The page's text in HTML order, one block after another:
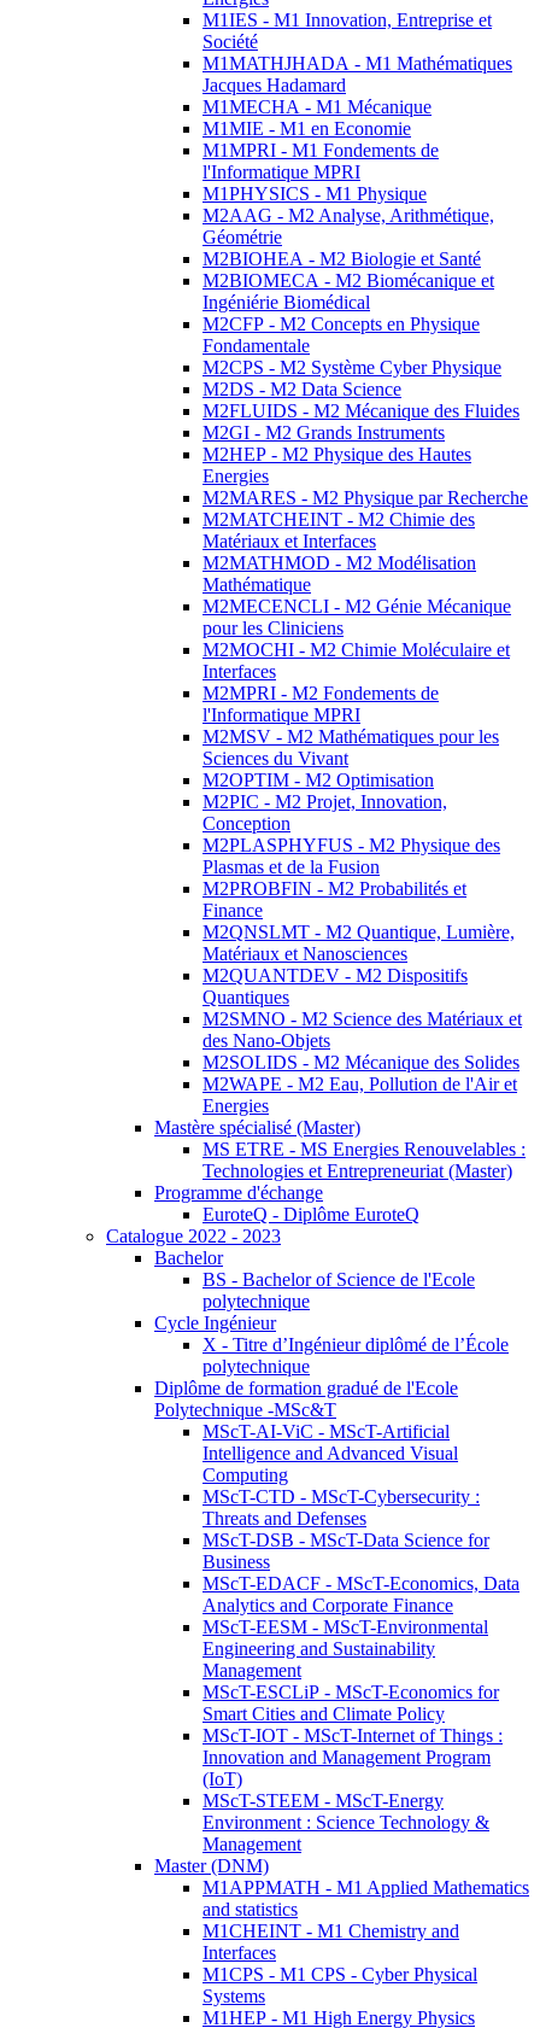
M1IES - M1 Innovation, Entreprise et
Société
M1MATHJHADA - M1 Mathématiques
Jacques Hadamard
M1MECHA - M1 Mécanique
M1MIE - M1 en Economie
M1MPRI - M1 Fondements de
l'Informatique MPRI
M1PHYSICS - M1 Physique
M2AAG - M2 Analyse, Arithmétique,
Géométrie
M2BIOHEA - M2 Biologie et Santé
M2BIOMECA - M2 Biomécanique et
Ingéniérie Biomédical
M2CFP - M2 Concepts en Physique
Fondamentale
M2CPS - M2 Système Cyber Physique
M2DS - M2 Data Science
M2FLUIDS - M2 Mécanique des Fluides
M2GI - M2 Grands Instruments
M2HEP - M2 Physique des Hautes
Energies
M2MARES - M2 Physique par Recherche
M2MATCHEINT - M2 Chimie des
Matériaux et Interfaces
M2MATHMOD - M2 Modélisation
Mathématique
M2MECENCLI - M2 Génie Mécanique
pour les Cliniciens
M2MOCHI - M2 Chimie Moléculaire et
Interfaces
M2MPRI - M2 Fondements de
l'Informatique MPRI
M2MSV - M2 Mathématiques pour les
Sciences du Vivant
M2OPTIM - M2 Optimisation
M2PIC - M2 Projet, Innovation,
Conception
M2PLASPHYFUS - M2 Physique des
Plasmas et de la Fusion
M2PROBFIN - M2 Probabilités et
Finance
M2QNSLMT - M2 Quantique, Lumière,
Matériaux et Nanosciences
M2QUANTDEV - M2 Dispositifs
Quantiques
M2SMNO - M2 Science des Matériaux et
des Nano-Objets
M2SOLIDS - M2 Mécanique des Solides
M2WAPE - M2 Eau, Pollution de l'Air et
Energies
Mastère spécialisé (Master)
MS ETRE - MS Energies Renouvelables :
Technologies et Entrepreneuriat (Master)
Programme d'échange
EuroteQ - Diplôme EuroteQ
Catalogue 2022 - 2023
Bachelor
BS - Bachelor of Science de l'Ecole
polytechnique
Cycle Ingénieur
X - Titre d’Ingénieur diplômé de l’École
polytechnique
Diplôme de formation gradué de l'Ecole
Polytechnique -MSc&T
MScT-AI-ViC - MScT-Artificial
Intelligence and Advanced Visual
Computing
MScT-CTD - MScT-Cybersecurity :
Threats and Defenses
MScT-DSB - MScT-Data Science for
Business
MScT-EDACF - MScT-Economics, Data
Analytics and Corporate Finance
MScT-EESM - MScT-Environmental
Engineering and Sustainability
Management
MScT-ESCLiP - MScT-Economics for
Smart Cities and Climate Policy
MScT-IOT - MScT-Internet of Things :
Innovation and Management Program
(IoT)
MScT-STEEM - MScT-Energy
Environment : Science Technology &
Management
Master (DNM)
M1APPMATH - M1 Applied Mathematics
and statistics
M1CHEINT - M1 Chemistry and
Interfaces
M1CPS - M1 CPS - Cyber Physical
Systems
M1HEP - M1 High Energy Physics